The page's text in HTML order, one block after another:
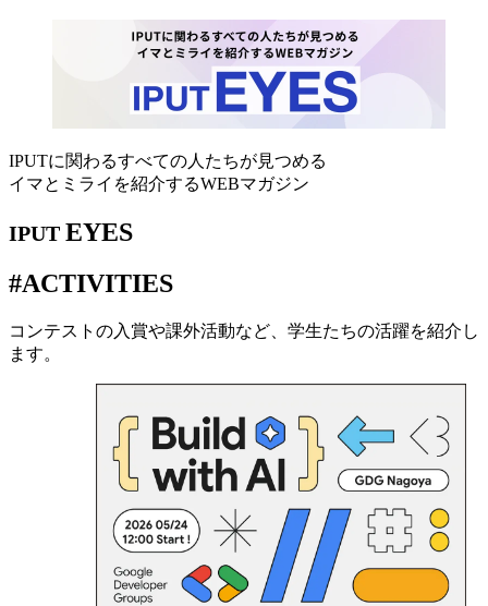
IPUTに関わるすべての人たちが見つめる
イマとミライを紹介するWEBマガジン
IPUT EYES
#ACTIVITIES
コンテストの入賞や課外活動など、学生たちの活躍を紹介し
ます。